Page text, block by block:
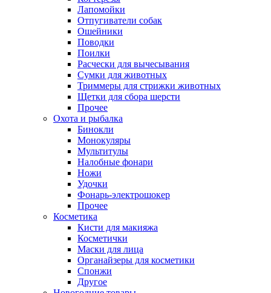
Лапомойки
Отпугиватели собак
Ошейники
Поводки
Поилки
Расчески для вычесывания
Сумки для животных
Триммеры для стрижки животных
Щетки для сбора шерсти
Прочее
Охота и рыбалка
Бинокли
Монокуляры
Мультитулы
Налобные фонари
Ножи
Удочки
Фонарь-электрошокер
Прочее
Косметика
Кисти для макияжа
Косметички
Маски для лица
Органайзеры для косметики
Спонжи
Другое